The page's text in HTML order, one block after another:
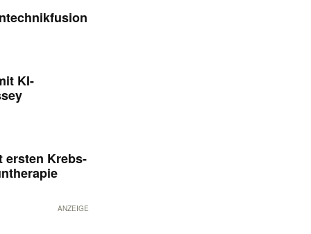
KI-
ersten Krebs-
ANZEIGE